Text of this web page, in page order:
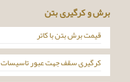
برش و کرگیری بتن
قیمت برش بتن با کاتر
کرگیری سقف جهت عبور تاسیسات